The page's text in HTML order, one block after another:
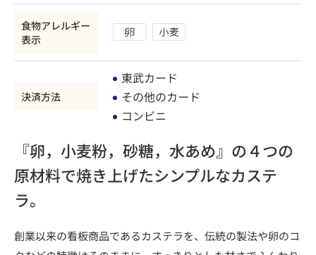
食物アレルギー
表示
決済方法
東武カード
その他のカード
コンビニ
『卵，小麦粉，砂糖，水あめ』の４つの
原材料で焼き上げたシンプルなカステ
ラ。
創業以来の看板商品であるカステラを、伝統の製法や卵のコ